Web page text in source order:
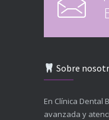
Sobre
En Clínica Dental
avanzada y